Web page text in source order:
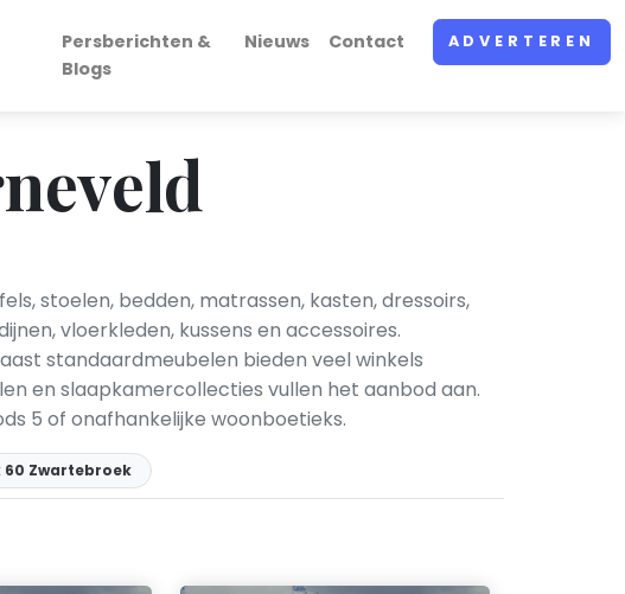
Persberichten &
Blogs
Nieuws Contact ADVERTEREN
stoelen, bedden, matrassen, kasten, dressoirs,
vloerkleden, kussens en accessoires.
standaardmeubelen bieden veel winkels
en slaapkamercollecties vullen het aanbod aan.
5 of onafhankelijke woonboetieks.
60 Zwartebroek